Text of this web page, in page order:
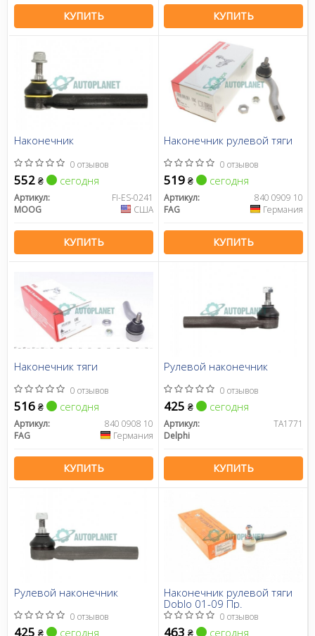
КУПИТЬ КУПИТЬ
Наконечник
0 отзывов
552 ₴ сегодня
Артикул:
FI-ES-0241
MOOG
США
КУПИТЬ
Наконечник рулевой тяги
0 отзывов
519 ₴ сегодня
Артикул:
840 0909 10
FAG
Германия
КУПИТЬ
Наконечник тяги
0 отзывов
516 ₴ сегодня
Артикул:
840 0908 10
FAG
Германия
КУПИТЬ
Рулевой наконечник
0 отзывов
425 ₴ сегодня
Артикул:
TA1771
Delphi
КУПИТЬ
Рулевой наконечник
0 отзывов
425 ₴ сегодня
Наконечник рулевой тяги
Doblo 01-09 Пр.
0 отзывов
463 ₴ сегодня